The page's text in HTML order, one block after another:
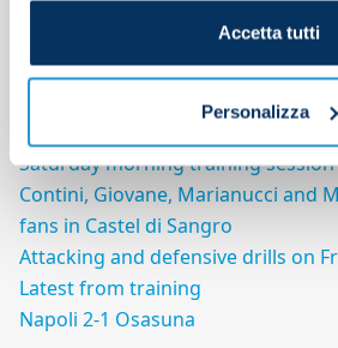
Accetta tutti
Personalizza
Articoli recenti
Saturday morning training session
Contini, Giovane, Marianucci and
fans in Castel di Sangro
Attacking and defensive drills on
Latest from training
Napoli 2-1 Osasuna